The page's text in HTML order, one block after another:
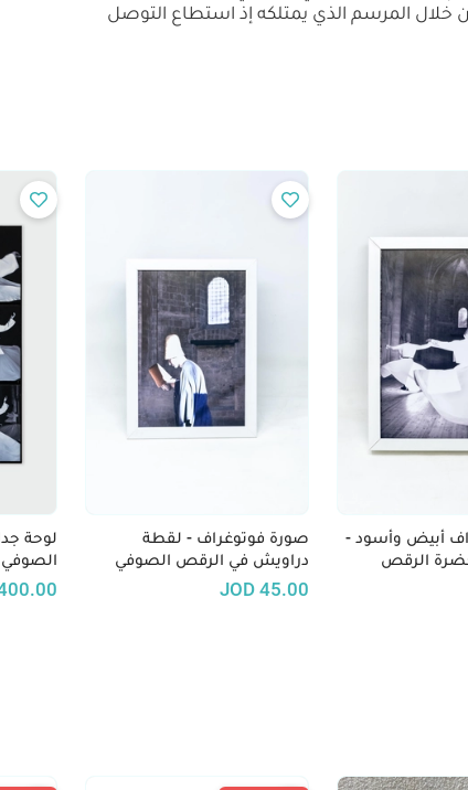
خلال المرسم الذي يمتلكه إذ استطاع التوصل
أبيض وأسود -
الرقص
صورة فوتوغراف - لقطة
دراويش في الرقص الصوفي
45.00
JOD
لوحة
الصوفي